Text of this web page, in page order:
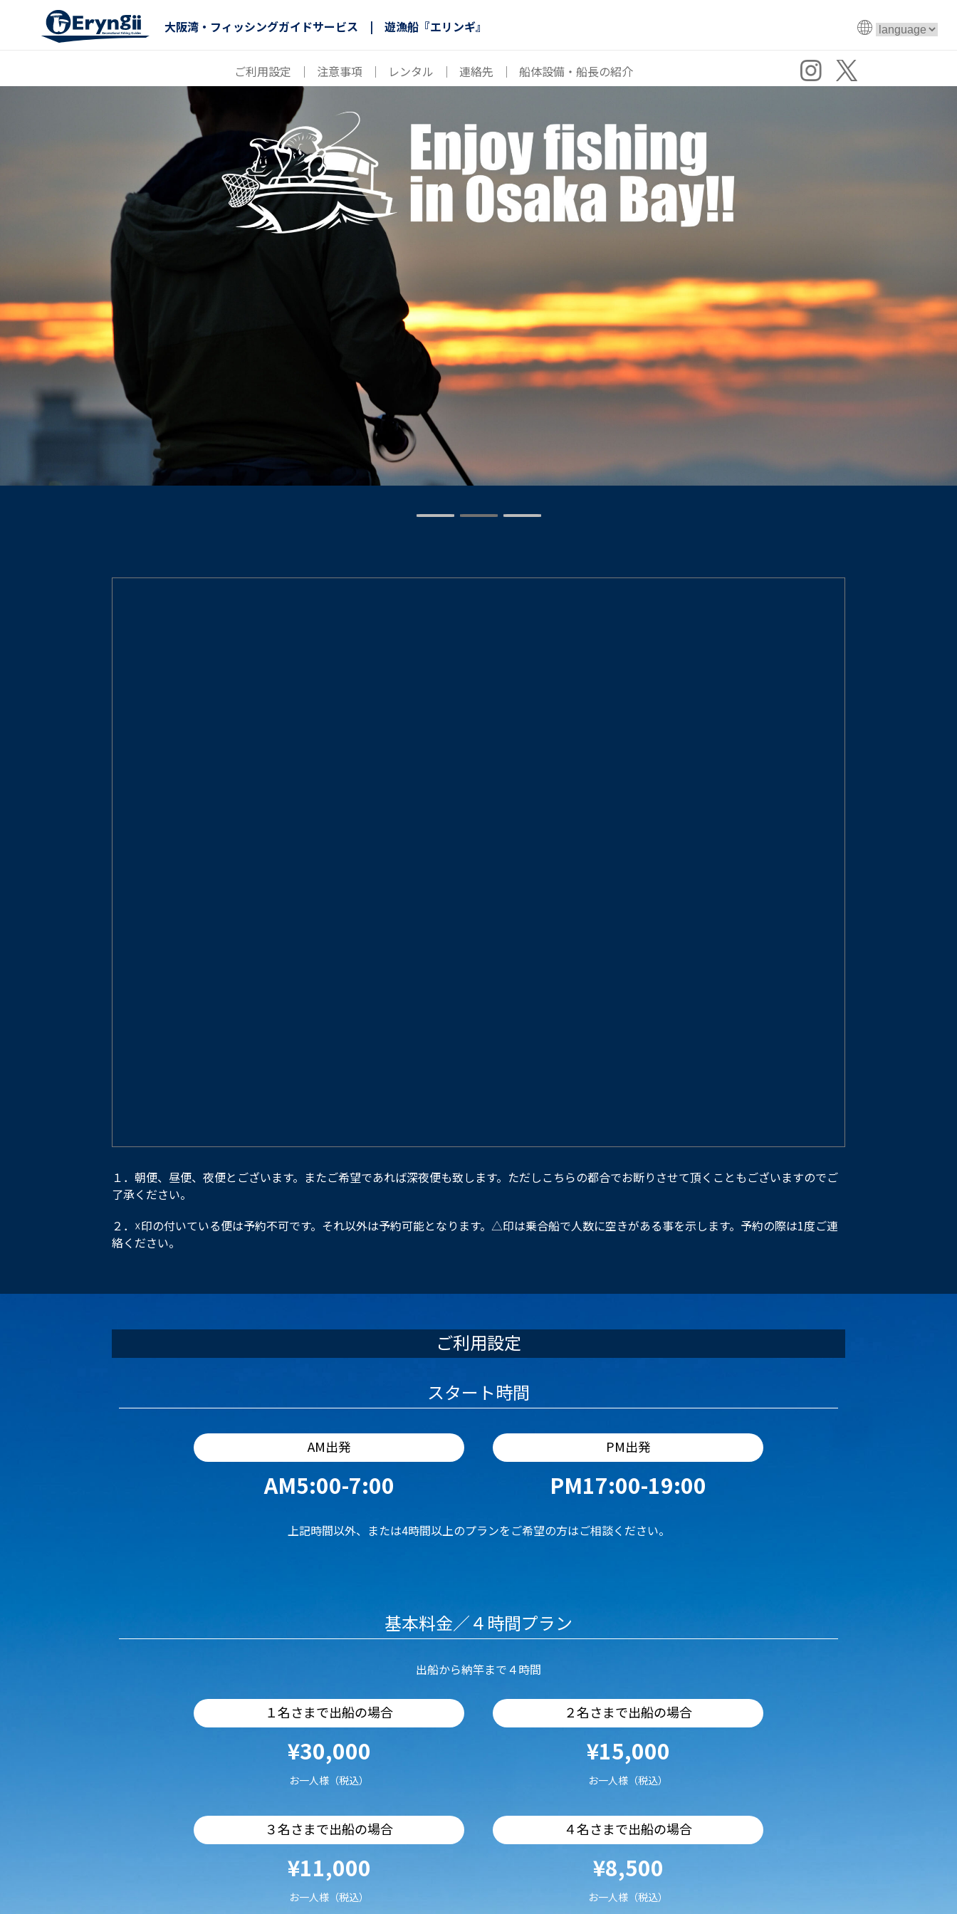
大阪湾・フィッシングガイドサービス | 遊漁船『エリンギ』
ご利用設定 ｜ 注意事項 ｜ レンタル ｜ 連絡先 ｜ 船体設備・船長の紹介
１．朝便、昼便、夜便とございます。またご希望であれば深夜便も致します。ただしこちらの都合でお断りさせて頂くこともございますのでご
了承ください。
２．☓印の付いている便は予約不可です。それ以外は予約可能となります。△印は乗合船で人数に空きがある事を示します。予約の際は1度ご連
絡ください。
ご利用設定
スタート時間
AM出発
AM5:00-7:00
PM出発
PM17:00-19:00
上記時間以外、または4時間以上のプランをご希望の方はご相談ください。
基本料金／４時間プラン
出船から納竿まで４時間
１名さまで出船の場合
¥30,000
お一人様（税込）
２名さまで出船の場合
¥15,000
お一人様（税込）
３名さまで出船の場合
¥11,000
お一人様（税込）
４名さまで出船の場合
¥8,500
お一人様（税込）